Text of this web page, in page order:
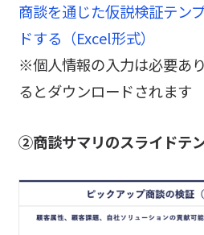
商談を通じた仮説検証テン
ドする（Excel形式）
※個人情報の入力は必要あ
るとダウンロードされます
②商談サマリのスライドテ